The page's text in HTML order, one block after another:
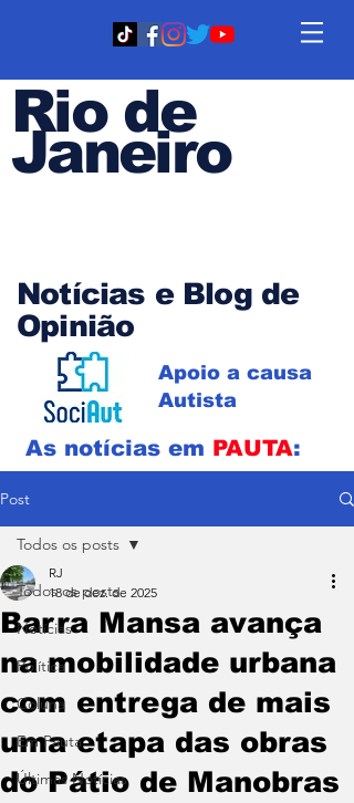
Rio de
Janeiro
Notícias e Blog de
Opinião
Apoio a causa
Autista
As notícias em PAUTA:
Post
Todos os posts
Notícias
Política
Coluna
Em Pauta
Últimas Notícias
Todos os posts
Barra Mansa avança
na mobilidade urbana
com entrega de mais
uma etapa das obras
do Pátio de Manobras
RJ
18 de dez. de 2025